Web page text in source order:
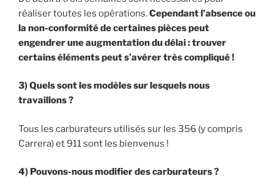
réaliser toutes les opérations.Cependant l’absence ou
la non-conformité de certaines pièces peut
engendrer une augmentation du délai : trouver
certains éléments peut s’avérer très compliqué !
3) Quels sont les modèles sur lesquels nous
travaillons ?
Tous les carburateurs utilisés sur les 356 (y compris
Carrera) et 911 sont les bienvenus !
4) Pouvons-nous modifier des carburateurs ?